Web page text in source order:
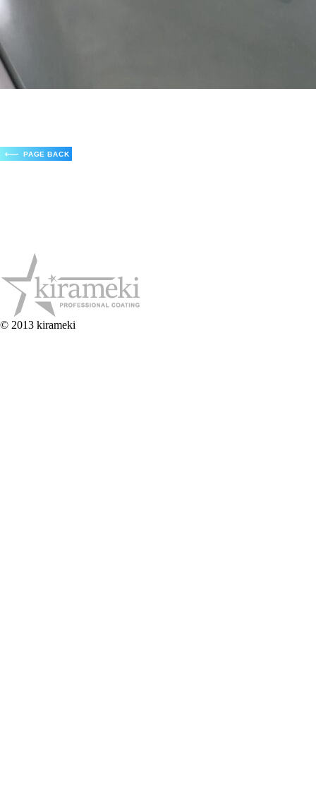
© 2013 kirameki